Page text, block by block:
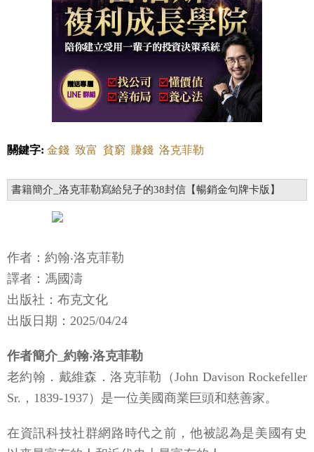
關鍵字: 金錢 致富 貧窮 賺錢 洛克菲勒
書籍簡介_洛克菲勒寫給兒子的38封信【暢銷金句牌卡版】
作者：約翰‧洛克菲勒
譯者：馮國濤
出版社：布克文化
出版日期：2025/04/24
作者簡介_約翰‧洛克菲勒
老約翰．戴維森．洛克菲勒（John Davison Rockefeller
Sr.，1839-1937）是一位美國商業巨頭和慈善家。
在資訊科技社群網路時代之前，他被認為是美國有史